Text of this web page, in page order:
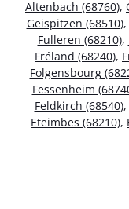
Altenbach (68760),
Geispitzen (68510),
Fulleren (68210),
Fréland (68240),
Folgensbourg
Fessenheim
Feldkirch (68540),
Eteimbes (68210),